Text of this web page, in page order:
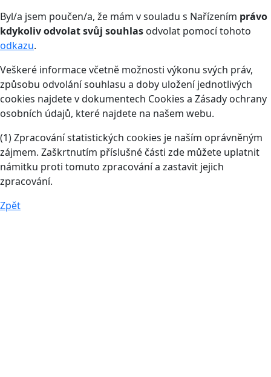
Byl/a jsem poučen/a, že mám v souladu s Nařízením právo
kdykoliv odvolat svůj souhlas odvolat pomocí tohoto
odkazu.
Veškeré informace včetně možnosti výkonu svých práv,
způsobu odvolání souhlasu a doby uložení jednotlivých
cookies najdete v dokumentech Cookies a Zásady ochrany
osobních údajů, které najdete na našem webu.
(1) Zpracování statistických cookies je naším oprávněným
zájmem. Zaškrtnutím příslušné části zde můžete uplatnit
námitku proti tomuto zpracování a zastavit jejich
zpracování.
Zpět